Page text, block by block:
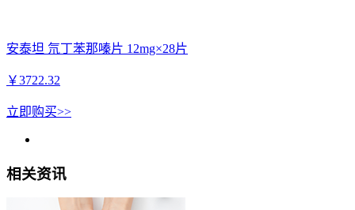
安泰坦 氘丁苯那嗪片 12mg×28片
￥3722.32
立即购买>>
相关资讯